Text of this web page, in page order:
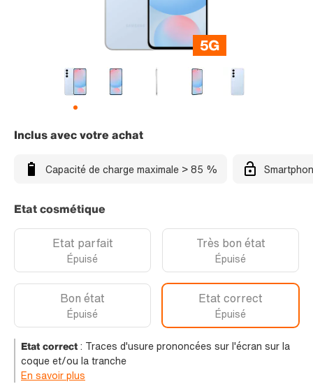
Inclus avec votre achat
Capacité de charge maximale > 85 %
Etat cosmétique
Etat parfait
Épuisé
Très bon état
Épuisé
Bon état
Épuisé
Etat correct
Épuisé
Etat correct: Traces d'usure prononcées sur l'écran sur la
coque et/ou la tranche
En savoir plus